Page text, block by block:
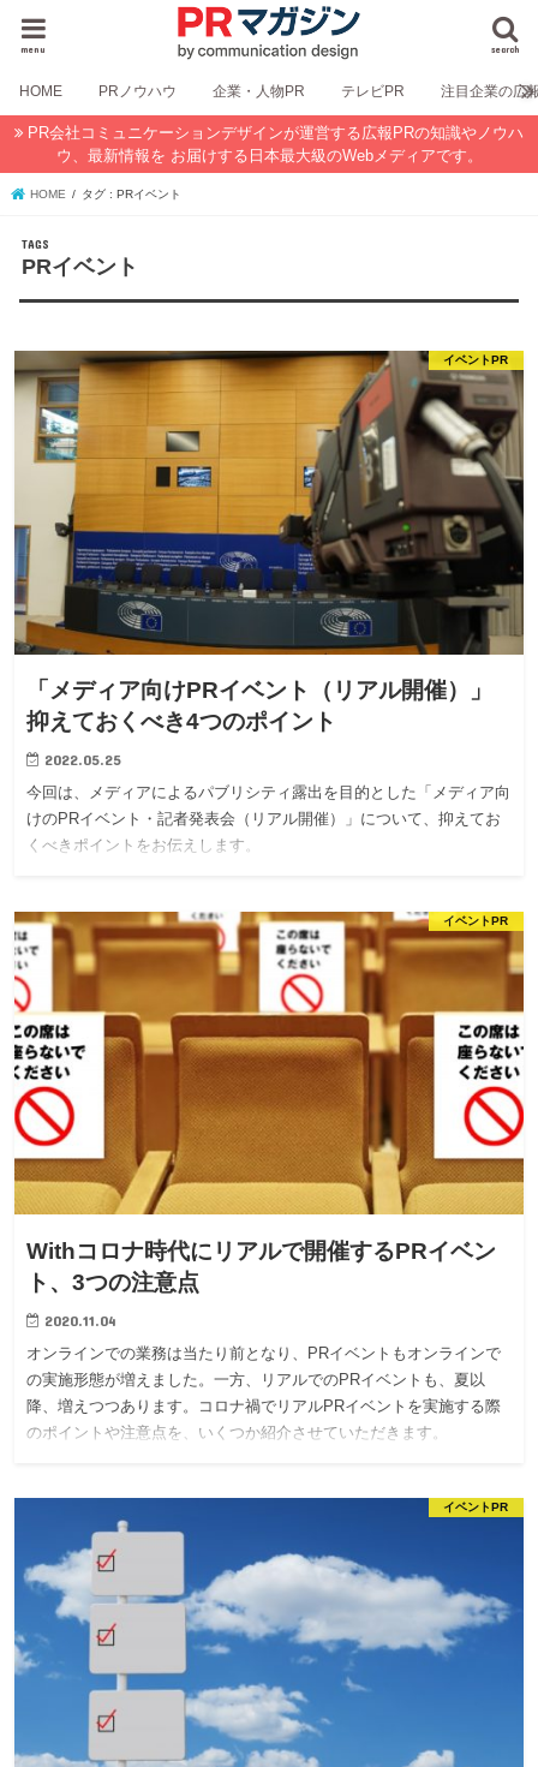
search
menu
HOME PRノウハウ 企業・人物PR テレビPR 注目企業の広
PR会社コミュニケーションデザインが運営する広報PRの知識やノウハ
ウ、最新情報を お届けする日本最大級のWebメディアです。
HOME タグ : PRイベント
PRイベント
イベントPR
「メディア向けPRイベント（リアル開催）」
抑えておくべき4つのポイント
2022.05.25
今回は、メディアによるパブリシティ露出を目的とした「メディア向
けのPRイベント・記者発表会（リアル開催）」について、抑えてお
くべきポイントをお伝えします。
イベントPR
Withコロナ時代にリアルで開催するPRイベン
ト、3つの注意点
2020.11.04
オンラインでの業務は当たり前となり、PRイベントもオンラインで
の実施形態が増えました。一方、リアルでのPRイベントも、夏以
降、増えつつあります。コロナ禍でリアルPRイベントを実施する際
のポイントや注意点を、いくつか紹介させていただきます。
イベントPR